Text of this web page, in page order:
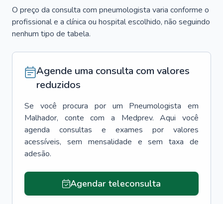
O preço da consulta com pneumologista varia conforme o
profissional e a clínica ou hospital escolhido, não seguindo
nenhum tipo de tabela.
Agende uma consulta com valores
reduzidos
Se você procura por um Pneumologista
em
Malhador, conte com a Medprev. Aqui você
agenda consultas e exames por valores
acessíveis, sem mensalidade e sem taxa de
adesão.
Agendar teleconsulta